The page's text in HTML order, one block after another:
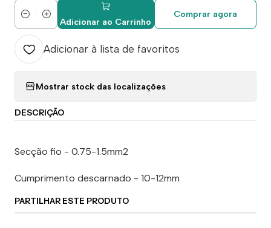
QuantidadeAdicionar ao Carrinho
Comprar agora
Adicionar à lista de favoritos
Mostrar stock das localizações
DESCRIÇÃO
Secção fio - 0.75-1.5mm2
Cumprimento descarnado - 10-12mm
PARTILHAR ESTE PRODUTO